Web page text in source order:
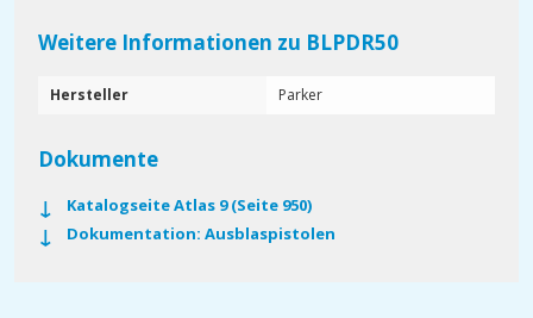
Weitere Informationen zu BLPDR50
Hersteller Parker
Dokumente
Katalogseite Atlas 9 (Seite 950)
Dokumentation: Ausblaspistolen